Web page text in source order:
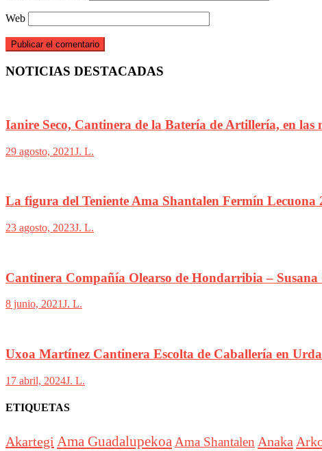
Web
NOTICIAS DESTACADAS
Ianire Seco, Cantinera de la Batería de Artillería, en las
29 agosto, 2021J. L.
La figura del Teniente Ama Shantalen Fermín Lecuona
23 agosto, 2023J. L.
Cantinera Compañía Olearso de Hondarribia –
8 junio, 2021J. L.
Uxoa Martínez Cantinera Escolta de Caballería en
17 abril, 2024J. L.
ETIQUETAS
Akartegi Ama GuadalupekoaAma Shantalen Anaka